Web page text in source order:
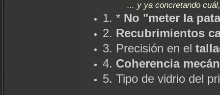
... y ya concretando
1. * No "meter la pata
2. Recubrimientos
3. Precisión en el
4. Coherencia
5. Tipo de vidrio del